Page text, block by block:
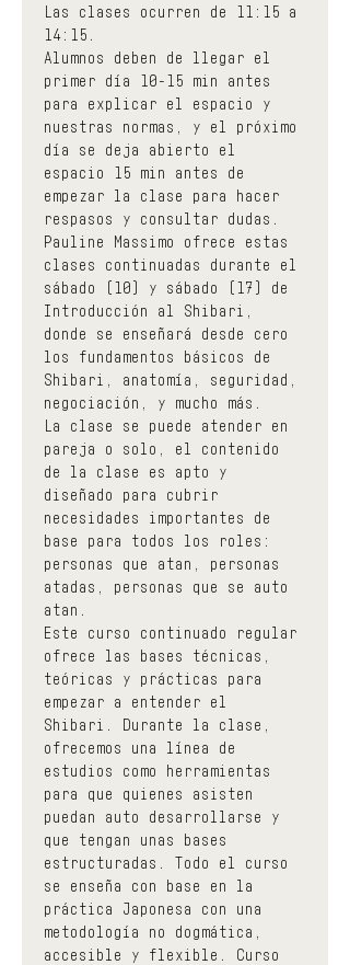
Las clases ocurren de 11:15 a
14:15.
Alumnos deben de llegar el
primer día 10-15 min antes
para explicar el espacio y
nuestras normas, y el próximo
día se deja abierto el
espacio 15 min antes de
empezar la clase para hacer
respasos y consultar dudas.
Pauline Massimo ofrece estas
clases continuadas durante el
sábado (10) y sábado (17) de
Introducción al Shibari,
donde se enseñará desde cero
los fundamentos básicos de
Shibari, anatomía, seguridad,
negociación, y mucho más.
La clase se puede atender en
pareja o solo, el contenido
de la clase es apto y
diseñado para cubrir
necesidades importantes de
base para todos los roles:
personas que atan, personas
atadas, personas que se auto
atan.
Este curso continuado regular
ofrece las bases técnicas,
teóricas y prácticas para
empezar a entender el
Shibari. Durante la clase,
ofrecemos una línea de
estudios como herramientas
para que quienes asisten
puedan auto desarrollarse y
que tengan unas bases
estructuradas. Todo el curso
se enseña con base en la
práctica Japonesa con una
metodología no dogmática,
accesible y flexible. Curso